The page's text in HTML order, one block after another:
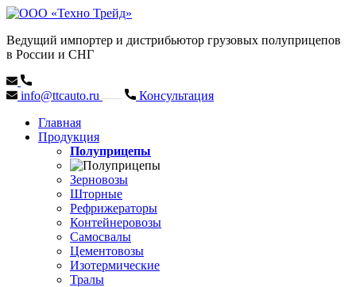
Ведущий импортер и дистрибьютор грузовых полуприцепов
в России и СНГ
info@ttcauto.ru
Консультация
Главная
Продукция
Полуприцепы
Зерновозы
Шторные
Рефрижераторы
Контейнеровозы
Самосвалы
Цементовозы
Изотермические
Тралы